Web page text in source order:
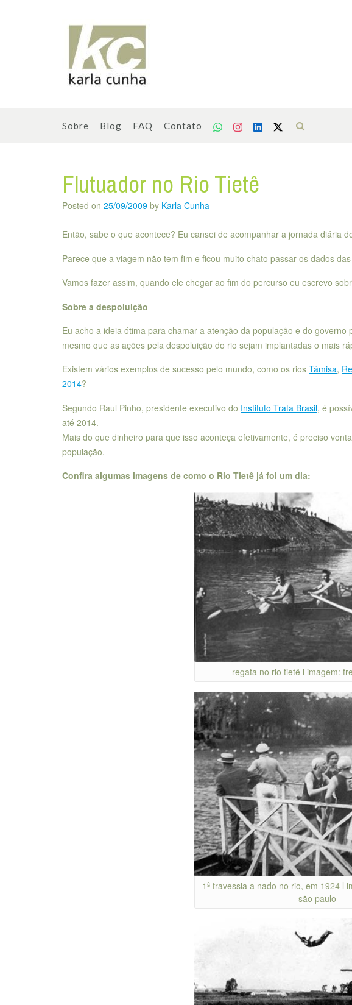
Sobre Blog FAQ Contato
Flutuador no Rio Tietê
Posted on 25/09/2009 by Karla Cunha
Então, sabe o que acontece? Eu cansei de acompanhar a jornada diária
Parece que a viagem não tem fim e ficou muito chato passar os dados
Vamos fazer assim, quando ele chegar ao fim do percurso eu escrevo
Sobre a despoluição
Eu acho a ideia ótima para chamar a atenção da população e do
mesmo que as ações pela despoluição do rio sejam implantadas o mais
Existem vários exemplos de sucesso pelo mundo, como os rios Tâmisa,
2014?
Segundo Raul Pinho, presidente executivo do Instituto Trata Brasil, é
até 2014.
Mais do que dinheiro para que isso aconteça efetivamente, é preciso
população.
Confira algumas imagens de como o Rio Tietê já foi um dia:
regata no rio tietê l imagem:
1ª travessia a nado no rio, em 1924 l
são paulo